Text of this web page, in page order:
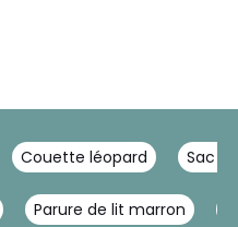
Couette léopard Sac
Parure de lit marron